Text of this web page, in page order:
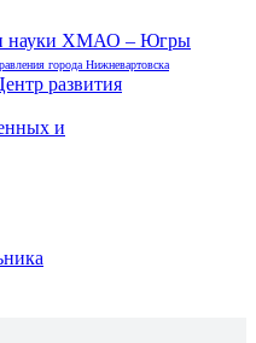
и науки ХМАО – Югры
города Нижневартовска
развития
и